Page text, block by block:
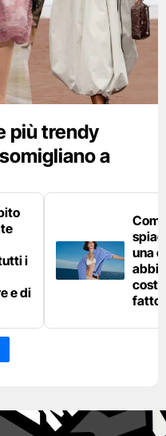
più trendy
a
i
e di
una
fatto